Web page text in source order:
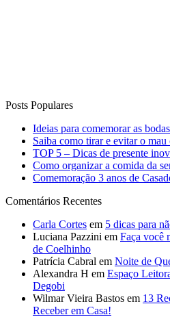
Posts Populares
Ideias para comemorar as
Saiba como tirar e evitar o mau
TOP 5 – Dicas de presente
Como organizar a comida da
Comemoração 3 anos de
Comentários Recentes
Carla Cortes em 5 dicas para
Luciana Pazzini em Faça você
de Coelhinho
Patrícia Cabral em Noite de
Alexandra H em Espaço
Degobi
Wilmar Vieira Bastos em 13
Receber em Casa!